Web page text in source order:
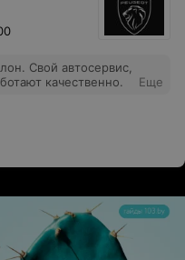
Свой автосервис,
качественно.
Еще